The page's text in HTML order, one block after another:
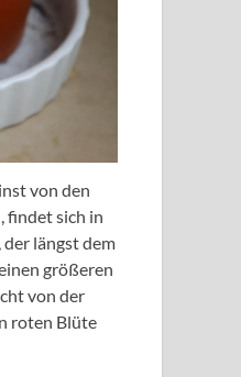
von den
findet sich in
der längst dem
größeren
von der
roten Blüte